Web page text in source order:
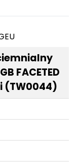
FACETED
(TW0044)